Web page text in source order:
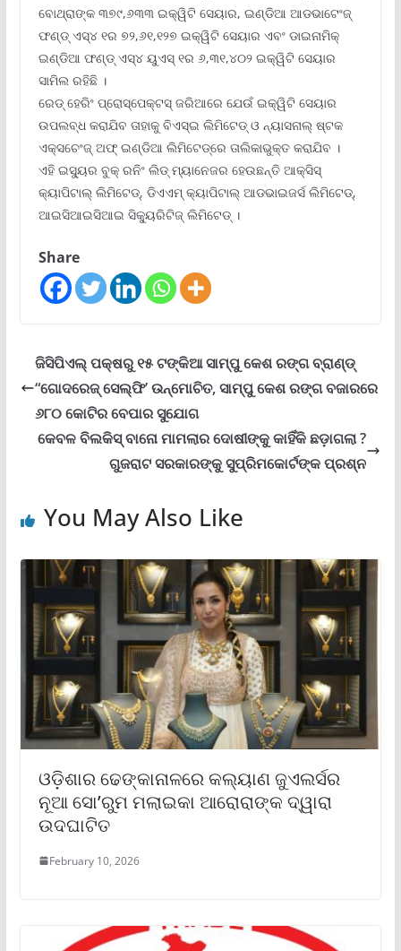
ବୋଥ୍ରାଙ୍କ ୩୭୯,୬୩୩ ଇକ୍ୱିଟି ସେୟାର, ଇଣ୍ଡିଆ ଆଡଭାଟେଂଜ୍
ଫଣ୍ଡ୍ ଏସ୍‌୪ ୧ର ୭୨,୬୧,୧୨୭ ଇକ୍ୱିଟି ସେୟାର ଏବଂ ଡାଇନାମିକ୍
ଇଣ୍ଡିଆ ଫଣ୍ଡ୍ ଏସ୍‌୪ ୟୁଏସ୍ ୧ର ୬,୩୧,୪୦୨ ଇକ୍ୱିଟି ସେୟାର
ସାମିଲ ରହିଛି ।
ରେଡ୍ ହେରିଂ ପ୍ରୋସ୍‌ପେକ୍ଟସ୍ ଜରିଆରେ ଯେଉଁ ଇକ୍ୱିଟି ସେୟାର
ଉପଲବ୍ଧ କରାଯିବ ତାହାକୁ ବିଏସ୍‌ଇ ଲିମିଟେଡ୍ ଓ ନ୍ୟାସନାଲ୍ ଷ୍ଟକ
ଏକ୍ସଚେଂଜ୍ ଅଫ୍ ଇଣ୍ଡିଆ ଲିମିଟେଡ୍‌ରେ ତାଲିକାଭୁକ୍ତ କରାଯିବ ।
ଏହି ଇସ୍ୟୁର ବୁକ୍ ରନିଂ ଲିଡ୍ ମ୍ୟାନେଜର ହେଉଛନ୍ତି ଆକ୍ସିସ୍
କ୍ୟାପିଟାଲ୍ ଲିମିଟେଡ୍‌, ଡିଏଏମ୍ କ୍ୟାପିଟାଲ୍ ଆଡଭାଇଜର୍ସ ଲିମିଟେଡ୍‌,
ଆଇସିଆଇସିଆଇ ସିକ୍ୟୁରିଟିଜ୍ ଲିମିଟେଡ୍ ।
Share
ଜିସିପିଏଲ୍ ପକ୍ଷରୁ ୧୫ ଟଙ୍କିଆ ସାମ୍ପୁ କେଶ ରଙ୍ଗ ବ୍ରାଣ୍ଡ୍
“ଗୋଦରେଜ୍ ସେଲ୍‌ଫି’ ଉନ୍ମୋଚିତ, ସାମ୍ପୁ କେଶ ରଙ୍ଗ ବଜାରରେ
୬୮୦ କୋଟିର ବେପାର ସୁଯୋଗ
କେବଳ ବିଲକିସ୍ ବାନୋ ମାମଲାର ଦୋଷୀଙ୍କୁ କାହିଁକି ଛଡ଼ାଗଲା ?
ଗୁଜରାଟ ସରକାରଙ୍କୁ ସୁପ୍ରିମକୋର୍ଟଙ୍କ ପ୍ରଶ୍ନ
You May Also Like
ଓଡ଼ିଶାର ଢେଙ୍କାନାଳରେ କଲ୍ୟାଣ ଜୁଏଲର୍ସର
ନୂଆ ସୋ’ରୁମ ମଲାଇକା ଆରୋରାଙ୍କ ଦ୍ୱାରା
ଉଦଘାଟିତ
February 10, 2026